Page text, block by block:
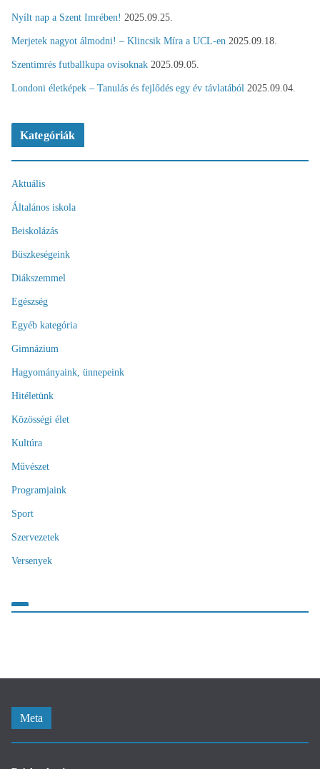
Nyílt nap a Szent Imrében! 2025.09.25.
Merjetek nagyot álmodni! – Klincsik Míra a UCL-en 2025.09.18.
Szentimrés futballkupa ovisoknak 2025.09.05.
Londoni életképek – Tanulás és fejlődés egy év távlatából 2025.09.04.
Kategóriák
Aktuális
Általános iskola
Beiskolázás
Büszkeségeink
Diákszemmel
Egészség
Egyéb kategória
Gimnázium
Hagyományaink, ünnepeink
Hitéletünk
Közösségi élet
Kultúra
Művészet
Programjaink
Sport
Szervezetek
Versenyek
Meta